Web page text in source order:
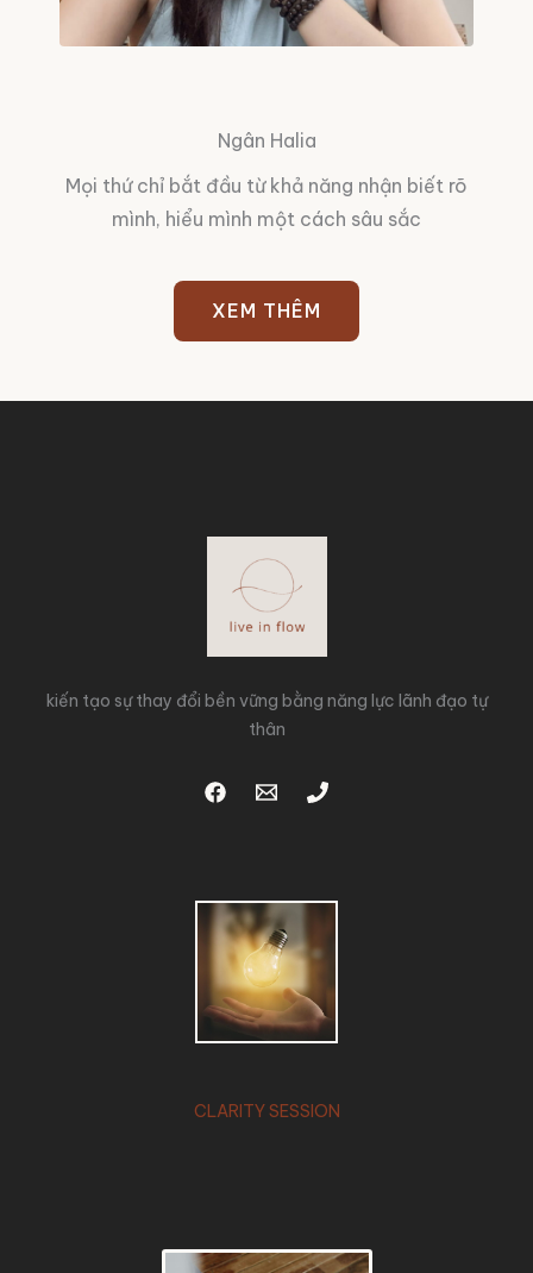
Ngân Halia
Mọi thứ chỉ bắt đầu từ khả năng nhận biết rõ
mình, hiểu mình một cách sâu sắc
XEM THÊM
kiến tạo sự thay đổi bền vững bằng năng lực lãnh đạo tự
thân
CLARITY SESSION